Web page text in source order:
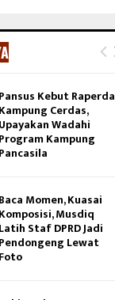
Pansus Kebut Raperda
Kampung Cerdas,
Upayakan Wadahi
Program Kampung
Pancasila
Baca Momen, Kuasai
Komposisi, Musdiq
Latih Staf DPRD Jadi
Pendongeng Lewat
Foto